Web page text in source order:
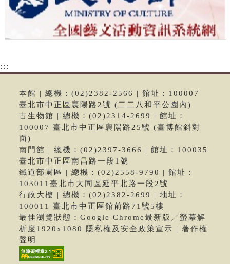
:::
本館 | 總機：(02)2382-2566 | 館址：100007
臺北市中正區襄陽路2號 (二二八和平公園內)
古生物館 | 總機：(02)2314-2699 | 館址：
100007 臺北市中正區襄陽路25號 (臺博館斜對
面)
南門館 | 總機：(02)2397-3666 | 館址：100035
臺北市中正區南昌路一段1號
鐵道部園區 | 總機：(02)2558-9790 | 館址：
103011臺北市大同區延平北路一段2號
行政大樓 | 總機：(02)2382-2699 | 地址：
100011 臺北市中正區館前路71號5樓
最佳瀏覽狀態：Google Chrome最新版╱螢幕解
析度1920x1080 隱私權及安全政策宣示 | 著作權
聲明